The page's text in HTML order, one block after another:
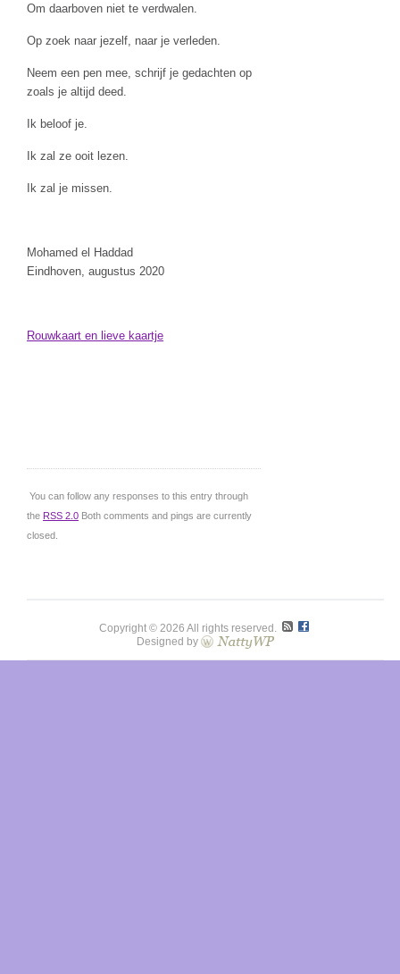
Om daarboven niet te verdwalen.
Op zoek naar jezelf, naar je verleden.
Neem een pen mee, schrijf je gedachten op
zoals je altijd deed.
Ik beloof je.
Ik zal ze ooit lezen.
Ik zal je missen.
Mohamed el Haddad
Eindhoven, augustus 2020
Rouwkaart en lieve kaartje
You can follow any responses to this entry through
the RSS 2.0 Both comments and pings are currently
closed.
Copyright © 2026 All rights reserved.
Designed by